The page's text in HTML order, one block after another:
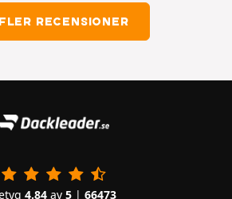
RECENSIONER
4.84av 5| 66473